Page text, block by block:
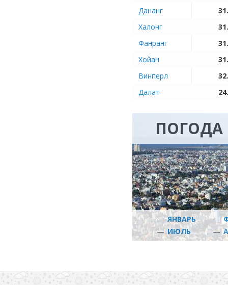
Дананг
Халонг
Фанранг
Хойан
Винперл
Далат
ПОГОДА
—ЯНВАРЬ —
—ИЮЛЬ —